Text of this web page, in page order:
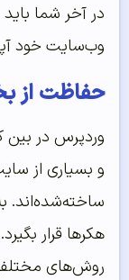
وب‌‌‌‌‌سایت خود
حفاظت از
وردپرس در بین
و بسیاری از
ساخته‌شده‌اند.
هکرها قرار
روش‌های